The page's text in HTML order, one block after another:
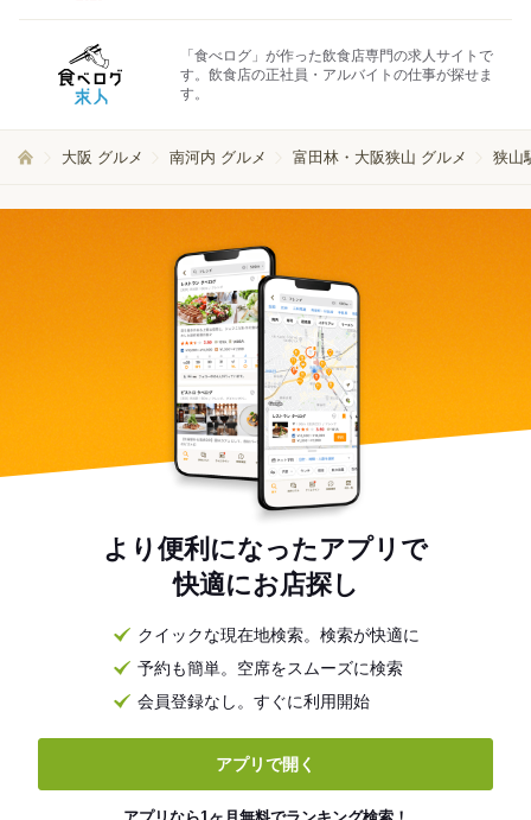
「食べログ」が作った飲食店専門の求人サイトで
す。飲食店の正社員・アルバイトの仕事が探せま
す。
大阪 グルメ 南河内 グルメ 富田林・大阪狭山 グルメ 狭山
より便利になったアプリで
快適にお店探し
クイックな現在地検索。検索が快適に
予約も簡単。空席をスムーズに検索
会員登録なし。すぐに利用開始
アプリで開く